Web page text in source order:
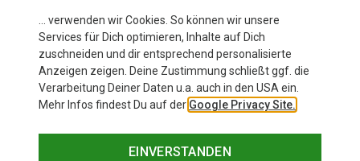
LACD
First Aid Kit WP
19,95 €
… verwenden wir Cookies. So können wir unsere
Services für Dich optimieren, Inhalte auf Dich
zuschneiden und dir entsprechend personalisierte
Anzeigen zeigen. Deine Zustimmung schließt ggf. die
Verarbeitung Deiner Daten u.a. auch in den USA ein.
Mehr Infos findest Du auf der Google Privacy Site.
EINVERSTANDEN